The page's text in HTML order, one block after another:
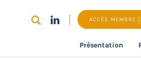
ACCÈS MEMBRE
Présentation